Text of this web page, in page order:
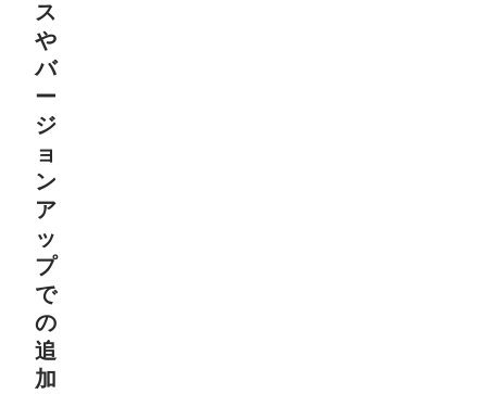
ス
や
バ
ー
ジ
ョ
ン
ア
ッ
プ
で
の
追
加